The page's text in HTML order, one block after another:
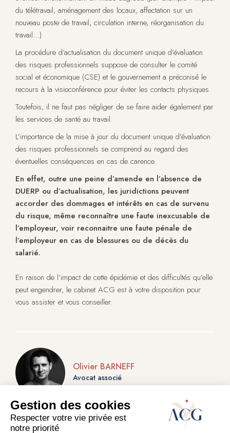
du télétravail, aménagement des locaux, affectation sur un
nouveau poste de travail, circulation interne, réorganisation du
travail…)
La procédure d’actualisation du document unique d’évaluation
des risques professionnels suppose de consulter le comité
social et économique (CSE) et le gouvernement a préconisé le
recours à la visioconférence pour éviter les contacts physiques.
Toutefois, il ne faut pas négliger de se faire aider également par
les services de santé au travail.
L’importance de la mise à jour du document unique d’évaluation
des risques professionnels se comprend au regard des
éventuelles conséquences en cas de carence.
En effet, outre une peine d’amende en l’absence de
DUERP ou d’actualisation, les juridictions peuvent
accorder des dommages et intérêts en cas de survenu
du risque, même reconnaître une faute inexcusable de
l’employeur, voir reconnaitre une faute pénale de
l’employeur en cas de blessures ou de décès du
salarié.
En raison de l’impact de cette épidémie et des difficultés qu’elle
peut engendrer, le cabinet ACG est à votre disposition pour
vous assister et vous conseiller.
Olivier BARNEFF
Avocat associé